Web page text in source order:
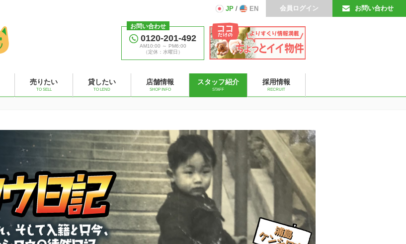
お問い合わせ
会員ログイン
JP / EN
お問い合わせ
0120-201-492
AM10:00 ～ PM6:00
（定休：水曜日）
売りたい
TO SELL
貸したい
TO LEND
店舗情報
SHOP INFO
スタッフ紹介
STAFF
採用情報
RECRUIT